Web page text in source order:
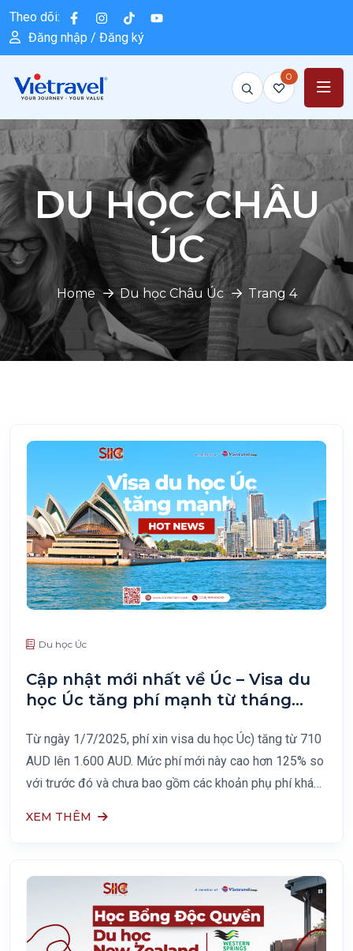
Theo dõi:
Đăng nhập / Đăng ký
0
DU HỌC CHÂU
ÚC
Home Du học Châu Úc Trang 4
Du học Úc
Cập nhật mới nhất về Úc – Visa du
học Úc tăng phí mạnh từ tháng
Từ ngày 1/7/2025, phí xin visa du học Úc) tăng từ 710
AUD lên 1.600 AUD. Mức phí mới này cao hơn 125% so
với trước đó và chưa bao gồm các khoản phụ phí khác.
XEM THÊM